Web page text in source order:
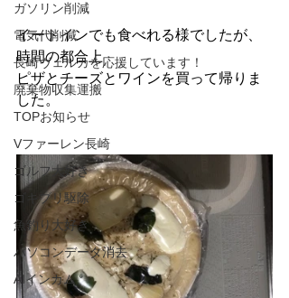
ガソリン削減
電気代削減
長崎ヴェルカを応援しています！
廃棄物収集運搬
TOPお知らせ
Vファーレン長崎
ゴルフ大好き
ゴキブリ駆除
魚釣り大好き
パソコンデータ消去
AIインカム
イートインでも食べれる様でしたが、
時間の都合上
ピザとチーズとワインを買って帰りま
した。